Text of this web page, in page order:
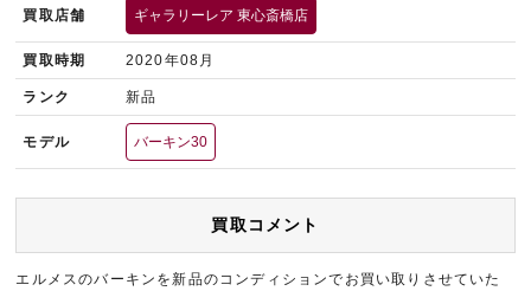
買取店舗 ギャラリーレア 東心斎橋店
買取時期 2020年08月
ランク 新品
モデル バーキン30
買取コメント
エルメスのバーキンを新品のコンディションでお買い取りさせていた